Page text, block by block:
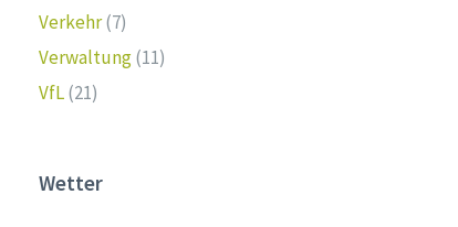
Verkehr(7)
Verwaltung(11)
VfL(21)
Wetter